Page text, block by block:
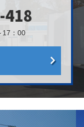
418
17：00